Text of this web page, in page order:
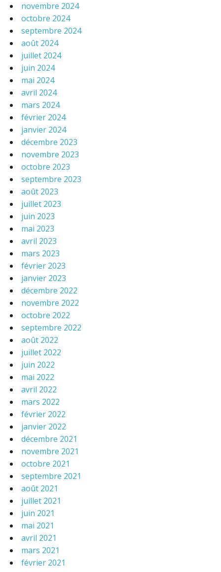
novembre 2024
octobre 2024
septembre 2024
août 2024
juillet 2024
juin 2024
mai 2024
avril 2024
mars 2024
février 2024
janvier 2024
décembre 2023
novembre 2023
octobre 2023
septembre 2023
août 2023
juillet 2023
juin 2023
mai 2023
avril 2023
mars 2023
février 2023
janvier 2023
décembre 2022
novembre 2022
octobre 2022
septembre 2022
août 2022
juillet 2022
juin 2022
mai 2022
avril 2022
mars 2022
février 2022
janvier 2022
décembre 2021
novembre 2021
octobre 2021
septembre 2021
août 2021
juillet 2021
juin 2021
mai 2021
avril 2021
mars 2021
février 2021